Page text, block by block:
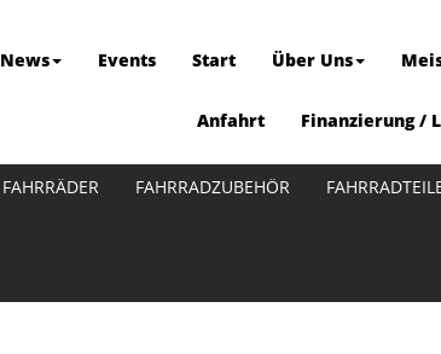
News Events Start Über Uns
Anfahrt Finanzierung /
FAHRRÄDER FAHRRADZUBEHÖR